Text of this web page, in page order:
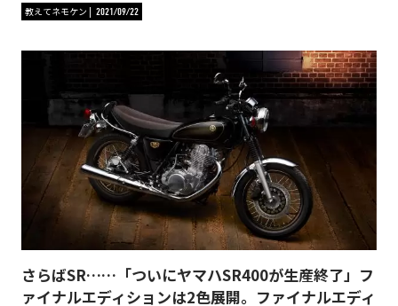
教えてネモケン 2021/09/22
さらばSR……「ついにヤマハSR400が生産終了」フ
ァイナルエディションは2色展開。ファイナルエディ